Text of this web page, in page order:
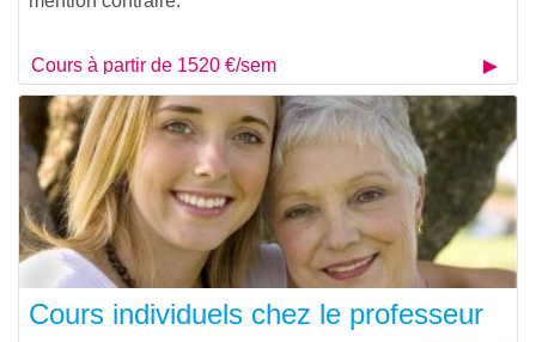
Cours à partir de 1520 €/sem
Cours individuels chez le professeur